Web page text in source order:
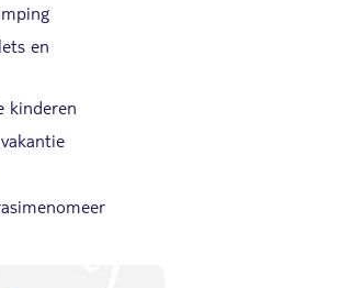
en
kinderen